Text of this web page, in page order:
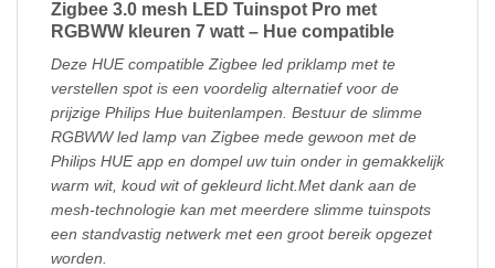
Zigbee 3.0 mesh LED Tuinspot Pro met
RGBWW kleuren 7 watt – Hue compatible
Deze HUE compatible Zigbee led priklamp met te
verstellen spot is een voordelig alternatief voor de
prijzige Philips Hue buitenlampen. Bestuur de slimme
RGBWW led lamp van Zigbee mede gewoon met de
Philips HUE app en dompel uw tuin onder in gemakkelijk
warm wit, koud wit of gekleurd licht.Met dank aan de
mesh-technologie kan met meerdere slimme tuinspots
een standvastig netwerk met een groot bereik opgezet
worden.